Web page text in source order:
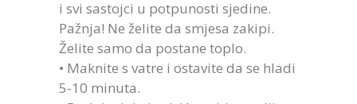
i svi sastojci u potpunosti sjedine.
Pažnja! Ne želite da smjesa zakipi.
Želite samo da postane toplo.
• Maknite s vatre i ostavite da se hladi
5-10 minuta.